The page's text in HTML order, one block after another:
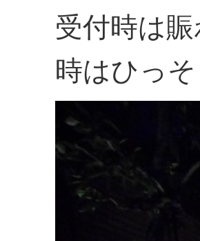
受付時は
時はひっ